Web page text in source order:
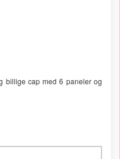
billige cap med 6 paneler og